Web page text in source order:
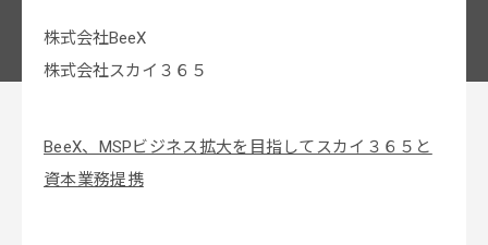
株式会社BeeX
株式会社スカイ３６５
BeeX、MSPビジネス拡大を目指してスカイ３６５と
資本業務提携